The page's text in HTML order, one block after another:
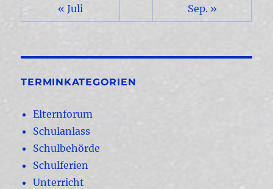
« Juli Sep. »
TERMINKATEGORIEN
Elternforum
Schulanlass
Schulbehörde
Schulferien
Unterricht